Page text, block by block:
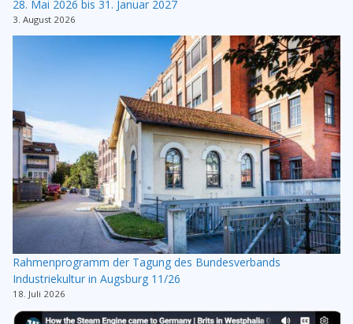
28. Mai 2026 bis 31. Januar 2027
3. August 2026
Rahmenprogramm der Tagung des Bundesverbands
Industriekultur in Augsburg 11/26
18. Juli 2026